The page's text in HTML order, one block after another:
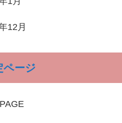
12月
ページ